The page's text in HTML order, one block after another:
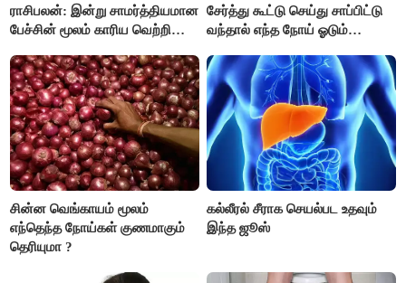
ராசிபலன்: இன்று சாமர்த்தியமான
பேச்சின் மூலம் காரிய வெற்றி
பொறுப்புகளை ஒப்படைப்பதில்
கவனம் தேவை..!
சேர்த்து கூட்டு செய்து சாப்பிட்டு
வந்தால் எந்த நோய் ஓடும்
சின்ன வெங்காயம் மூலம்
எந்தெந்த நோய்கள் குணமாகும்
தெரியுமா ?
கல்லீரல் சீராக செயல்பட உதவும்
இந்த ஜூஸ்